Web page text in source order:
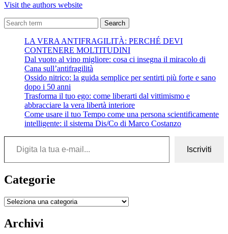
Visit the authors website
Search
LA VERA ANTIFRAGILITÀ: PERCHÉ DEVI
CONTENERE MOLTITUDINI
Dal vuoto al vino migliore: cosa ci insegna il miracolo di
Cana sull’antifragilità
Ossido nitrico: la guida semplice per sentirti più forte e sano
dopo i 50 anni
Trasforma il tuo ego: come liberarti dal vittimismo e
abbracciare la vera libertà interiore
Come usare il tuo Tempo come una persona scientificamente
intelligente: il sistema Dis/Co di Marco Costanzo
Digita la tua e-mail...
Iscriviti
Categorie
Categorie
Archivi